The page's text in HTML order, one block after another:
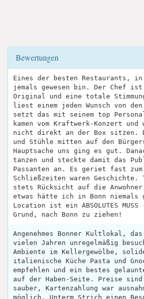
Bewertungen
Eines der besten Restaurants, in
jemals gewesen bin. Der Chef
Original und eine totale
liest einem jeden Wunsch von den
setzt das mit seinem top
kamen vom Kraftwerk-Konzert
nicht direkt an der Box sitzen.
und Stühle mitten auf den
Hauptsache uns ging es gut.
tanzen und steckte damit das
Passanten an. Es geriet fast
Schließzeiten waren Geschichte.
stets Rücksicht auf die Anwohner
etwas hätte ich in Bonn niemals
Location ist ein ABSOLUTES
Grund, nach Bonn zu ziehen!
Angenehmes Bonner Kultlokal,
vielen Jahren unregelmäßig
Ambiente im Kellergewölbe,
italienische Küche Pasta und
empfehlen und ein bestes
auf der Haben-Seite. Preise
sauber, Kartenzahlung war
möglich. Unterm Strich einen